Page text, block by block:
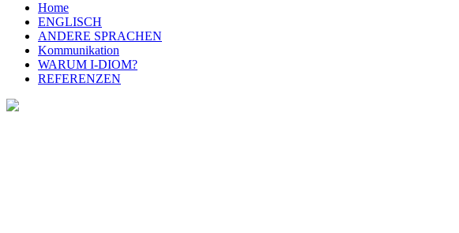
Home
ENGLISCH
ANDERE SPRACHEN
Kommunikation
WARUM I-DIOM?
REFERENZEN